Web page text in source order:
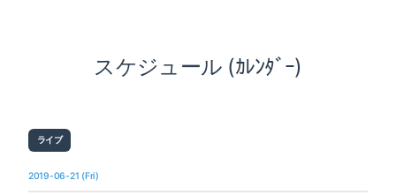
スケジュール (ｶﾚﾝﾀﾞｰ)
ライブ
2019-06-21 (Fri)